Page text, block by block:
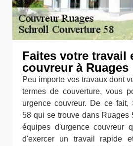
Faites votre travail
couvreur à Ruages
Peu importe vos travaux dont
termes de couverture, vous
urgence couvreur. De ce fait,
58 qui se trouve dans Ruages
équipes d'urgence couvreur
d'exercer un travail rapide